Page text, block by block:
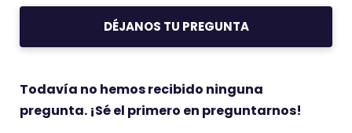
DÉJANOS TU PREGUNTA
Todavía no hemos recibido ninguna
pregunta. ¡Sé el primero en preguntarnos!